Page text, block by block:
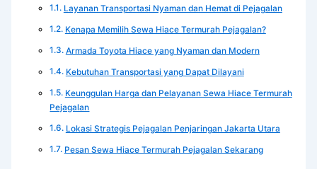
Layanan Transportasi Nyaman dan Hemat di Pejagalan
Kenapa Memilih Sewa Hiace Termurah Pejagalan?
Armada Toyota Hiace yang Nyaman dan Modern
Kebutuhan Transportasi yang Dapat Dilayani
Keunggulan Harga dan Pelayanan Sewa Hiace Termurah
Pejagalan
Lokasi Strategis Pejagalan Penjaringan Jakarta Utara
Pesan Sewa Hiace Termurah Pejagalan Sekarang